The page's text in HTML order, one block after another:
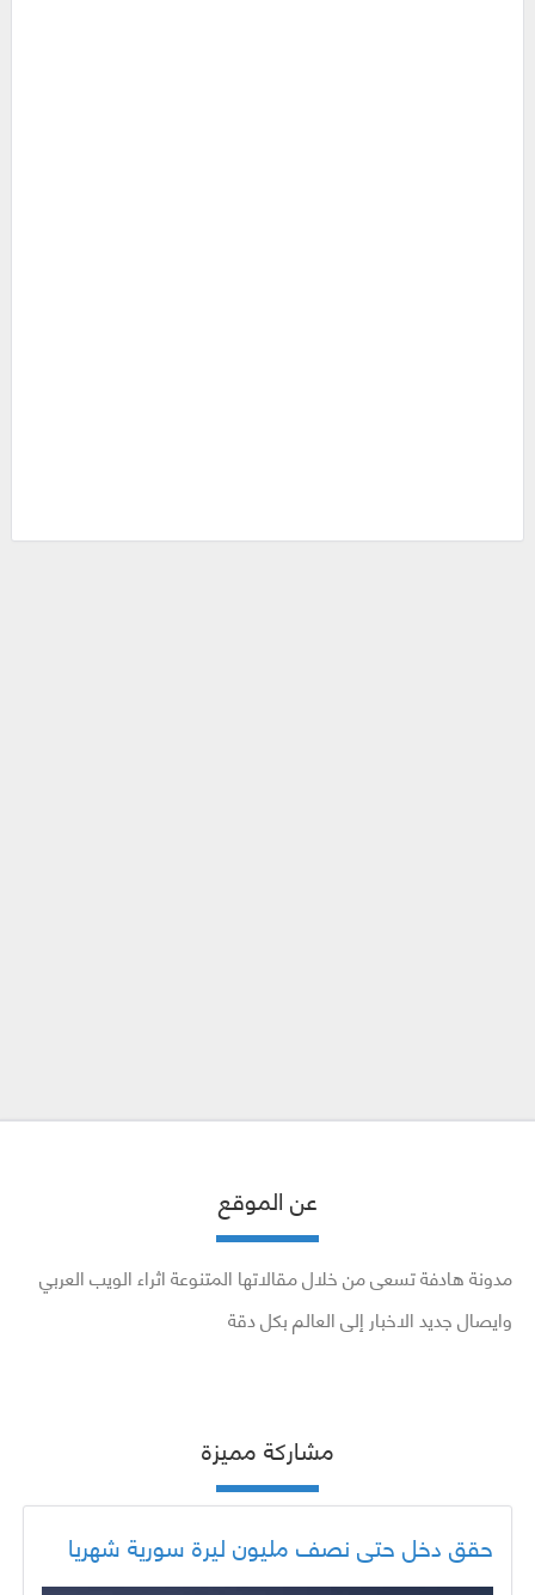
عن الموقع
مدونة هادفة تسعى من خلال مقالاتها المتنوعة اثراء الويب العربي
وايصال جديد الاخبار إلى العالم بكل دقة
مشاركة مميزة
حقق دخل حتى نصف مليون ليرة سورية شهريا